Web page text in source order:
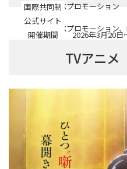
NHK、NHKプロモーション
国際共同制
作
NHK、NHKプロモーション
公式サイト
https://nhk-vr-samurais-
開催期間
2026年3月20日
TVアニメ